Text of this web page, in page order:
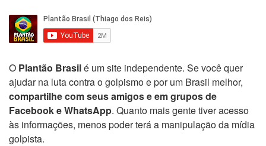
O Plantão Brasilé um site independente. Se você quer
ajudar na luta contra o golpismo e por um Brasil melhor,
compartilhe com seus amigos e em grupos de
Facebook e WhatsApp. Quanto mais gente tiver acesso
às informações, menos poder terá a manipulação da mídia
golpista.